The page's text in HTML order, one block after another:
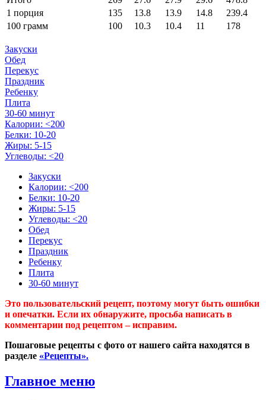
1 порция
135 13.8 13.9 14.8
239.4
100 грамм
100 10.3 10.4 11 178
Закуски
Обед
Перекус
Праздник
Ребенку
Плита
30-60 минут
Калории: <200
Белки: 10-20
Жиры: 5-15
Углеводы: <20
Закуски
Калории: <200
Белки: 10-20
Жиры: 5-15
Углеводы: <20
Обед
Перекус
Праздник
Ребенку
Плита
30-60 минут
Это пользовательский рецепт, поэтому могут быть ошибки
и опечатки. Если их обнаружите, просьба написать в
комментарии под рецептом – исправим.
Пошаговые рецепты с фото от нашего сайта находятся в
разделе «Рецепты».
Главное меню